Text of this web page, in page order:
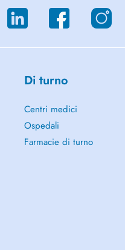
Di turno
Centri medici
Ospedali
Farmacie di turno